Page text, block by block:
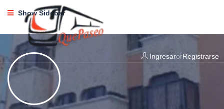
IngresarorRegistrarse
Show Sidebar